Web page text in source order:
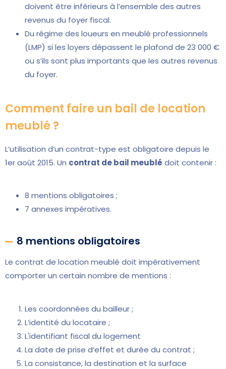
doivent être inférieurs à l’ensemble des autres
revenus du foyer fiscal.
Du régime des loueurs en meublé professionnels
(LMP) si les loyers dépassent le plafond de 23 000 €
ou s’ils sont plus importants que les autres revenus
du foyer.
Comment faire un bail de location
meublé ?
L’utilisation d’un contrat-type est obligatoire depuis le
1er août 2015. Un contrat de bail meublé doit contenir :
8 mentions obligatoires ;
7 annexes impératives.
8 mentions obligatoires
Le contrat de location meublé doit impérativement
comporter un certain nombre de mentions :
Les coordonnées du bailleur ;
L’identité du locataire ;
L'identifiant fiscal du logement
La date de prise d’effet et durée du contrat ;
La consistance, la destination et la surface